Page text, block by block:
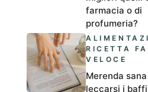
farmacia o di
profumeria?
RICETTA
VELOCE
Merenda
leccarsi i